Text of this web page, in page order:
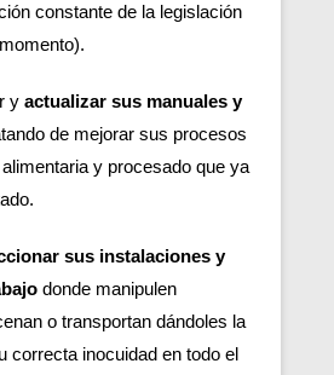
constante de la legislación
y actualizar sus manuales y
de mejorar sus procesos
y procesado que ya
sus instalaciones y
donde manipulen
o transportan dándoles la
correcta inocuidad en todo el